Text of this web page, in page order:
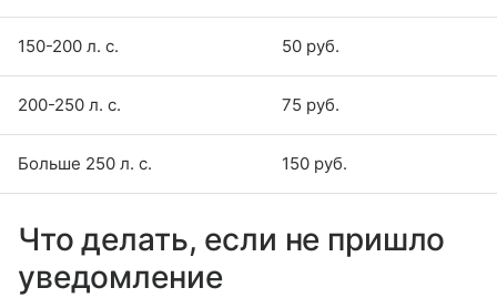
150-200 л. с. 50 руб.
200-250 л. с. 75 руб.
Больше 250 л. с. 150 руб.
Что делать, если не пришло
уведомление